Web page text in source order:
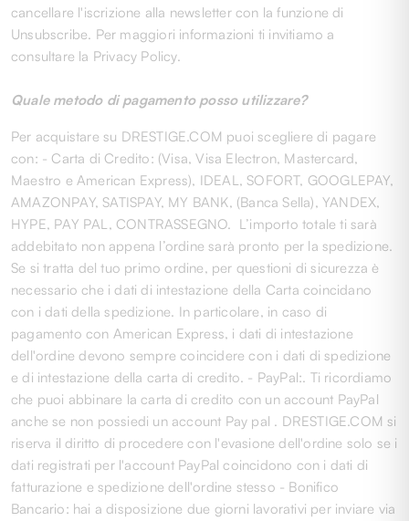
cancellare l'iscrizione alla newsletter con la funzione di
Unsubscribe. Per maggiori informazioni ti invitiamo a
consultare la Privacy Policy.
Quale metodo di pagamento posso utilizzare?
Per acquistare su DRESTIGE.COM puoi scegliere di pagare
con: - Carta di Credito: (Visa, Visa Electron, Mastercard,
Maestro e American Express), IDEAL, SOFORT, GOOGLEPAY,
AMAZONPAY, SATISPAY, MY BANK, (Banca Sella), YANDEX,
HYPE, PAY PAL, CONTRASSEGNO. L’importo totale ti sarà
addebitato non appena l’ordine sarà pronto per la spedizione.
Se si tratta del tuo primo ordine, per questioni di sicurezza è
necessario che i dati di intestazione della Carta coincidano
con i dati della spedizione. In particolare, in caso di
pagamento con American Express, i dati di intestazione
dell'ordine devono sempre coincidere con i dati di spedizione
e di intestazione della carta di credito. - PayPal:. Ti ricordiamo
che puoi abbinare la carta di credito con un account PayPal
anche se non possiedi un account Pay pal . DRESTIGE.COM si
riserva il diritto di procedere con l'evasione dell'ordine solo se i
dati registrati per l'account PayPal coincidono con i dati di
fatturazione e spedizione dell'ordine stesso - Bonifico
Bancario: hai a disposizione due giorni lavorativi per inviare via